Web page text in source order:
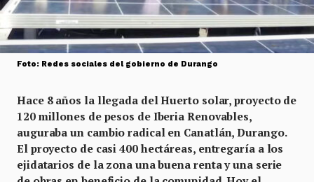
Foto: Redes sociales del gobierno de Durango
Hace 8 años la llegada del Huerto solar, proyecto de
120 millones de pesos de Iberia Renovables,
auguraba un cambio radical en Canatlán, Durango.
El proyecto de casi 400 hectáreas, entregaría a los
ejidatarios de la zona una buena renta y una serie